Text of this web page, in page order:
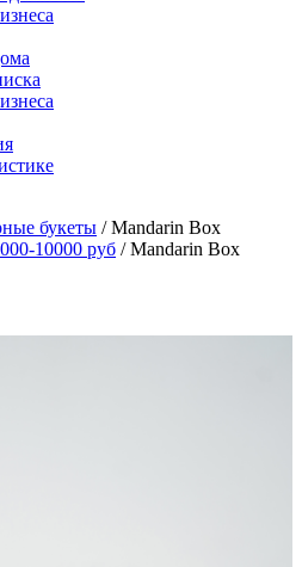
букеты / Mandarin Box
10000 руб / Mandarin Box